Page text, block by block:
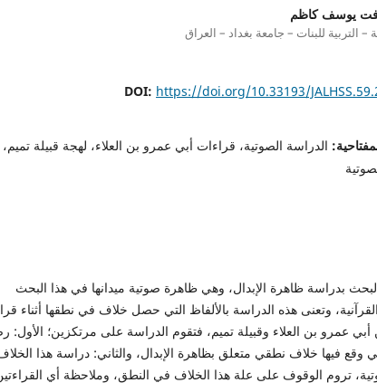
يوسف كاظم
– التربية للبنات – جامعة بغداد – العراق
DOI: https://doi.org/10.33193/
الدراسة الصوتية، قراءات أبي عمرو بن العلاء، لهجة قبيلة تميم،
بدراسة ظاهرة الإبدال، وهي ظاهرة صوتية ميدانها في هذا البحث
وتعنى هذه الدراسة بالألفاظ التي حصل خلاف في نطقها أثناء
أبي عمرو بن العلاء وقبيلة تميم، فتقوم الدراسة على مرتكزين؛ الأول:
وقع فيها خلاف نطقي متعلق بظاهرة الإبدال، والثاني: دراسة هذا
تروم الوقوف على علة هذا الخلاف في النطق، وملاحظة أي